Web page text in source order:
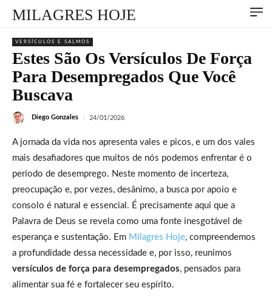
MILAGRES HOJE
VERSÍCULOS E SALMOS
Estes São Os Versículos De Força
Para Desempregados Que Você
Buscava
Diego Gonzales 24/01/2026
A jornada da vida nos apresenta vales e picos, e um dos vales
mais desafiadores que muitos de nós podemos enfrentar é o
período de desemprego. Neste momento de incerteza,
preocupação e, por vezes, desânimo, a busca por apoio e
consolo é natural e essencial. É precisamente aqui que a
Palavra de Deus se revela como uma fonte inesgotável de
esperança e sustentação. Em Milagres Hoje, compreendemos
a profundidade dessa necessidade e, por isso, reunimos
versículos de força para desempregados, pensados para
alimentar sua fé e fortalecer seu espírito.